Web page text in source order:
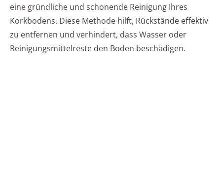
eine gründliche und schonende Reinigung Ihres
Korkbodens. Diese Methode hilft, Rückstände effektiv
zu entfernen und verhindert, dass Wasser oder
Reinigungsmittelreste den Boden beschädigen.